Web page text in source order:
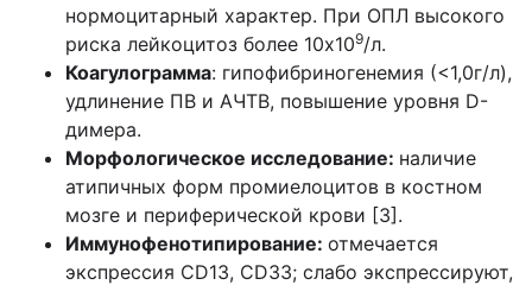
нормоцитарный характер. При ОПЛ высокого
риска лейкоцитоз более 10х109/л.
Коагулограмма: гипофибриногенемия (<1,0г/л),
удлинение ПВ и АЧТВ, повышение уровня D-
димера.
Морфологическое исследование: наличие
атипичных форм промиелоцитов в костном
мозге и периферической крови [3].
Иммунофенотипирование: отмечается
экспрессия CD13, CD33; слабо экспрессируют,